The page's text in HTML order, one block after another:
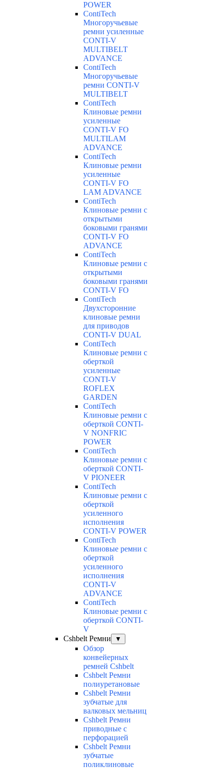
POWER
ContiTech
Многоручьевые
ремни усиленные
CONTI-V
MULTIBELT
ADVANCE
ContiTech
Многоручьевые
ремни CONTI-V
MULTIBELT
ContiTech
Клиновые ремни
усиленные
CONTI-V FO
MULTILAM
ADVANCE
ContiTech
Клиновые ремни
усиленные
CONTI-V FO
LAM ADVANCE
ContiTech
Клиновые ремни с
открытыми
боковыми гранями
CONTI-V FO
ADVANCE
ContiTech
Клиновые ремни с
открытыми
боковыми гранями
CONTI-V FO
ContiTech
Двухсторонние
клиновые ремни
для приводов
CONTI-V DUAL
ContiTech
Клиновые ремни с
оберткой
усиленные
CONTI-V
ROFLEX
GARDEN
ContiTech
Клиновые ремни с
оберткой CONTI-
V NONFRIC
POWER
ContiTech
Клиновые ремни с
оберткой CONTI-
V PIONEER
ContiTech
Клиновые ремни с
оберткой
усиленного
исполнения
CONTI-V POWER
ContiTech
Клиновые ремни с
оберткой
усиленного
исполнения
CONTI-V
ADVANCE
ContiTech
Клиновые ремни с
оберткой CONTI-
V
Cshbelt Ремни
▼
Обзор
конвейерных
ремней Cshbelt
Cshbelt Ремни
полиуретановые
Cshbelt Ремни
зубчатые для
валковых мельниц
Cshbelt Ремни
приводные с
перфорацией
Cshbelt Ремни
зубчатые
поликлиновые